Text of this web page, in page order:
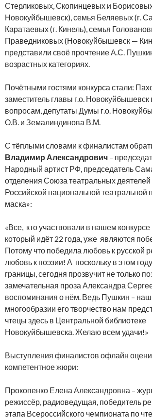
Стерликовых, Скопинцевых и
Новокуйбышевск), семья Беляевых (г.
Каратаевых (г. Кинель), семья
Праведниковых (Новокуйбышевск —
представили своё прочтение А.С.
возрастных категориях.
Почётными гостями конкурса стали:
заместитель главы г.о.
вопросам, депутаты Думы г.о.
О.В. и Земалиндинова В.М.
С тёплыми словами к финалистам
Владимир Александрович –
Народный артист РФ, председатель
отделения Союза театральных
Российской национальной театральной
маска»:
«Все, кто участвовали в нашем конкурсе
который идёт 22 года, уже являются
Потому что победила любовь к русской
любовь к поэзии! А поскольку в этом
границы, сегодня прозвучит не только
замечательная проза Александра
воспоминания о нём. Ведь Пушкин –
многообразии его творчество нам
чтецы здесь в Центральной библиотеке
Новокуйбышевска. Желаю всем удачи!»
Выступления финалистов офлайн
компетентное жюри:
Прокопенко Елена Александровна –
режиссёр, радиоведущая, победитель
этапа Всероссийского чемпионата по